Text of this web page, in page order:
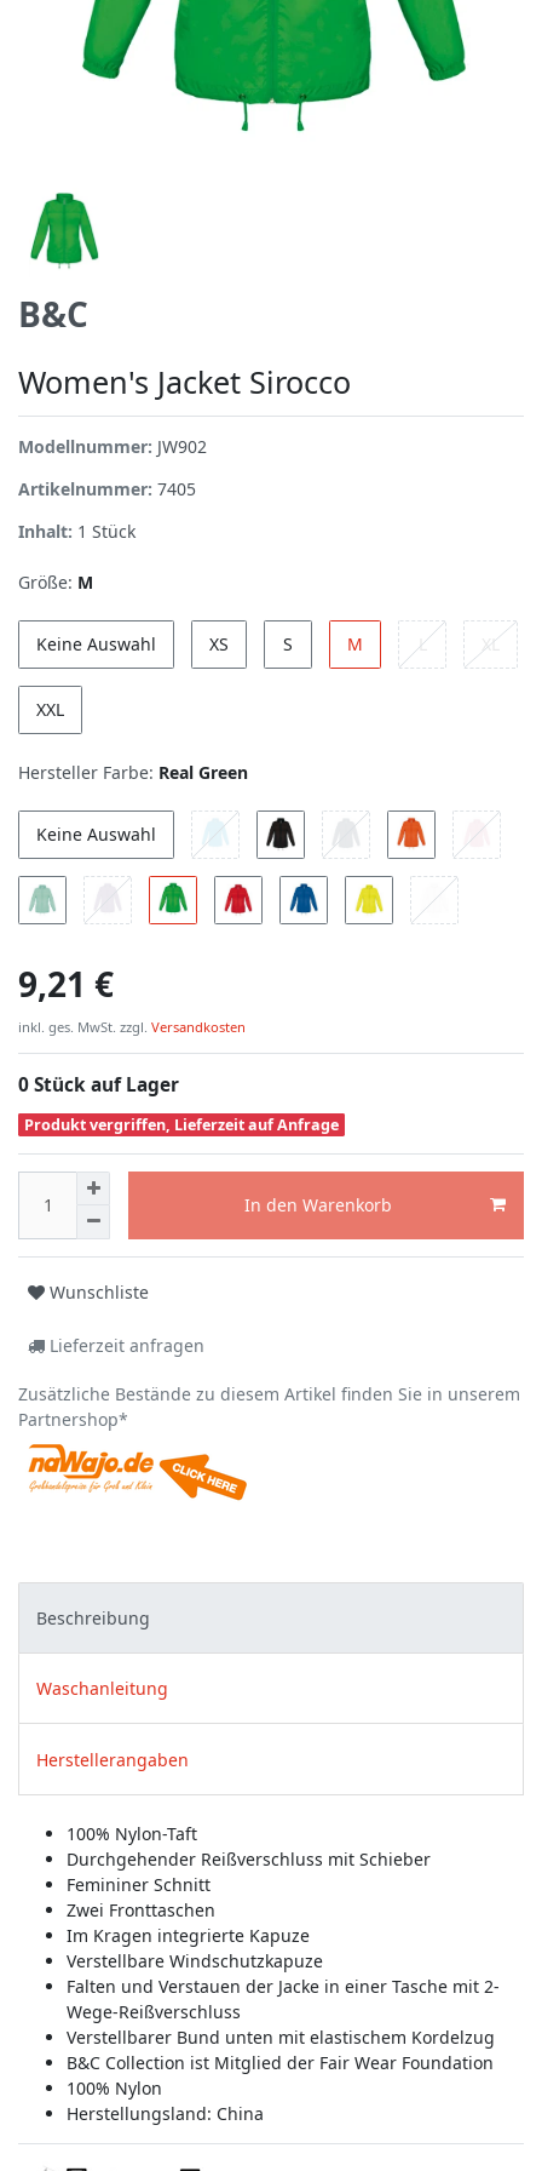
B&C
Women's Jacket Sirocco
Modellnummer: JW902
Artikelnummer: 7405
Inhalt: 1 Stück
Größe: M
Keine Auswahl XS S M L XL
XXL
Hersteller Farbe: Real Green
Keine Auswahl
9,21 €
inkl. ges. MwSt. zzgl. Versandkosten
0 Stück auf Lager
Produkt vergriffen, Lieferzeit auf Anfrage
In den Warenkorb
Wunschliste
Lieferzeit anfragen
Zusätzliche Bestände zu diesem Artikel finden Sie in unserem
Partnershop*
Beschreibung
Waschanleitung
Herstellerangaben
100% Nylon-Taft
Durchgehender Reißverschluss mit Schieber
Femininer Schnitt
Zwei Fronttaschen
Im Kragen integrierte Kapuze
Verstellbare Windschutzkapuze
Falten und Verstauen der Jacke in einer Tasche mit 2-
Wege-Reißverschluss
Verstellbarer Bund unten mit elastischem Kordelzug
B&C Collection ist Mitglied der Fair Wear Foundation
100% Nylon
Herstellungsland: China